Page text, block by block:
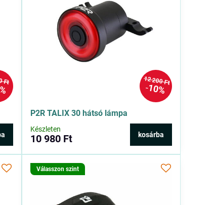
Ft 12 200 Ft
10%
P2R TALIX 30 hátsó lámpa
Készleten
10 980 Ft kosárba
Válasszon szint